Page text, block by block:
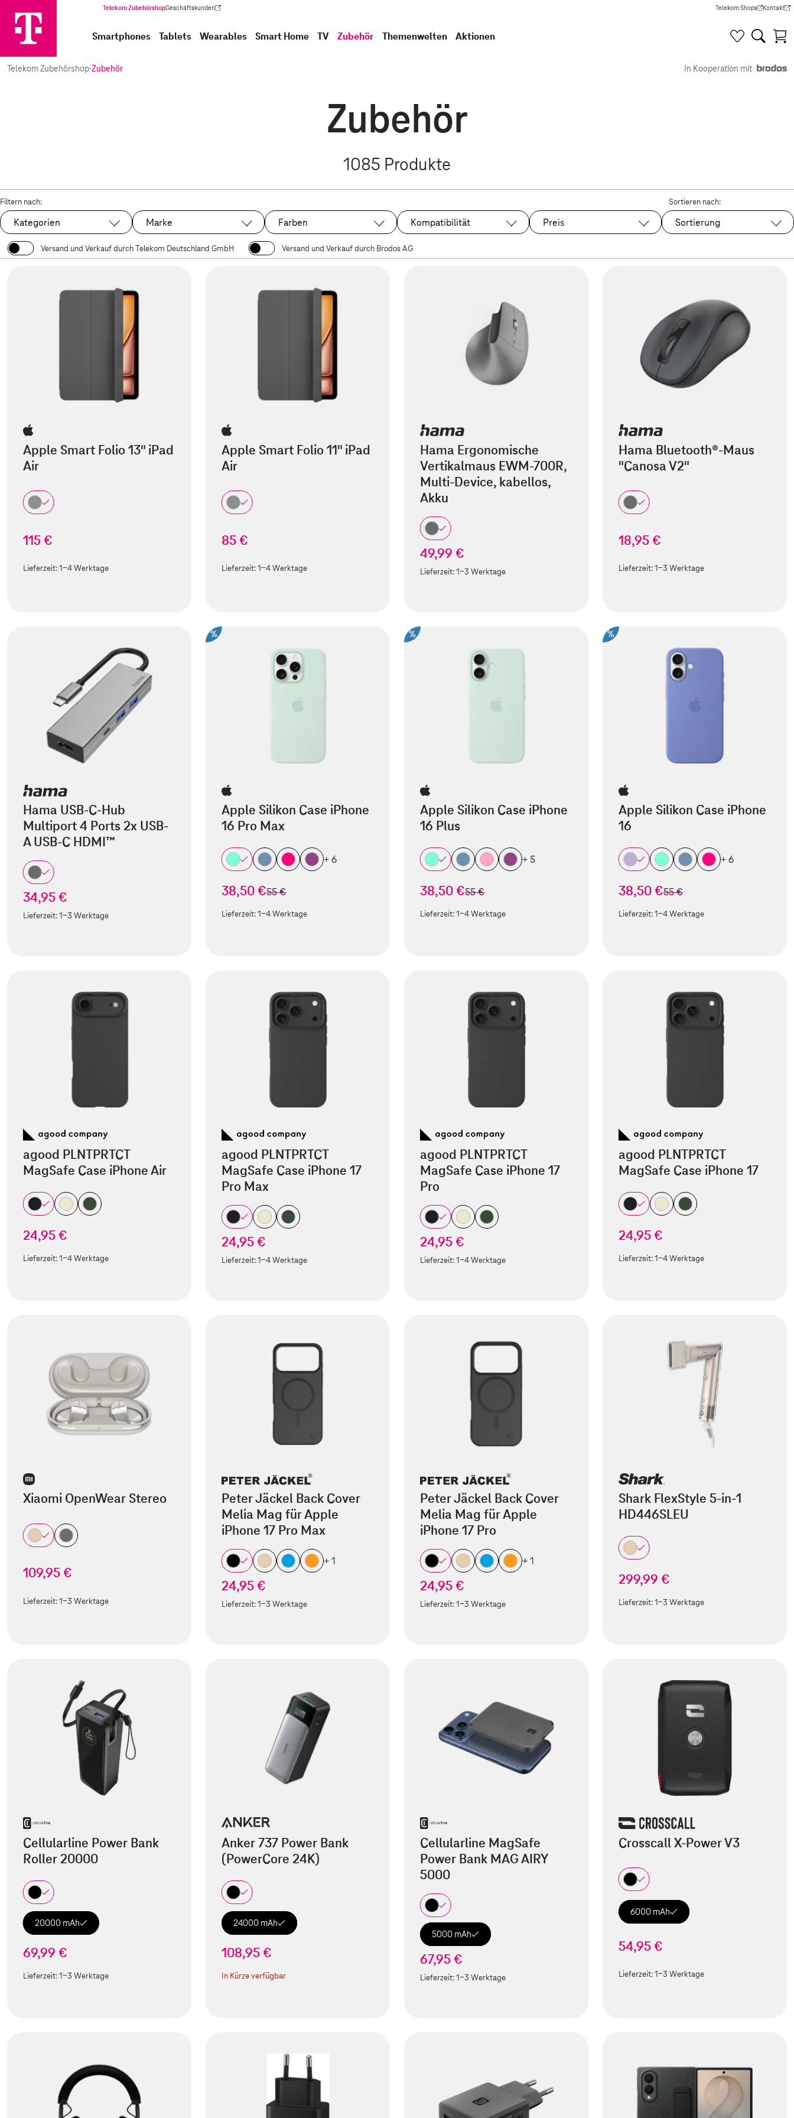
Telekom ZubehörshopGeschäftskunden
(Wird in einem neuen Tab geöffnet) Telekom Shops
(Wird in einem neuen Tab
Kontakt
(Wird in
Smartphones Tablets Wearables Smart Home TV Zubehör Themenwelten Aktionen
Telekom Zubehörshop·Zubehör In Kooperation mit
Zubehör
1085 Produkte
Filtern nach:
Kategorien Marke Farben Kompatibilität Preis
Sortieren nach:
Sortierung
Versand und Verkauf durch Telekom Deutschland GmbH Versand und Verkauf durch Brodos AG
Apple Smart Folio 13" iPad
Air
115 €
Lieferzeit:1-4 Werktage
Apple Smart Folio 11" iPad
Air
85 €
Lieferzeit:1-4 Werktage
Hama Ergonomische
Vertikalmaus EWM-700R,
Multi-Device, kabellos,
Akku
49,99 €
Lieferzeit:1-3 Werktage
Hama Bluetooth®-Maus
"Canosa V2"
18,95 €
Lieferzeit:1-3 Werktage
Hama USB-C-Hub
Multiport 4 Ports 2x USB-
A USB-C HDMI™
34,95 €
Lieferzeit:1-3 Werktage
%
Apple Silikon Case iPhone
16 Pro Max
+ 6
38,50 €statt
55 €
Lieferzeit:1-4 Werktage
%
Apple Silikon Case iPhone
16 Plus
+ 5
38,50 €statt
55 €
Lieferzeit:1-4 Werktage
%
Apple Silikon Case iPhone
16
+ 6
38,50 €statt
55 €
Lieferzeit:1-4 Werktage
agood PLNTPRTCT
MagSafe Case iPhone Air
24,95 €
Lieferzeit:1-4 Werktage
agood PLNTPRTCT
MagSafe Case iPhone 17
Pro Max
24,95 €
Lieferzeit:1-4 Werktage
agood PLNTPRTCT
MagSafe Case iPhone 17
Pro
24,95 €
Lieferzeit:1-4 Werktage
agood PLNTPRTCT
MagSafe Case iPhone 17
24,95 €
Lieferzeit:1-4 Werktage
Xiaomi OpenWear Stereo
109,95 €
Lieferzeit:1-3 Werktage
Peter Jäckel Back Cover
Melia Mag für Apple
iPhone 17 Pro Max
+ 1
24,95 €
Lieferzeit:1-3 Werktage
Peter Jäckel Back Cover
Melia Mag für Apple
iPhone 17 Pro
+ 1
24,95 €
Lieferzeit:1-3 Werktage
Shark FlexStyle 5-in-1
HD446SLEU
299,99 €
Lieferzeit:1-3 Werktage
Cellularline Power Bank
Roller 20000
20000 mAh
69,99 €
Lieferzeit:1-3 Werktage
Anker 737 Power Bank
(PowerCore 24K)
24000 mAh
108,95 €
In Kürze verfügbar
Cellularline MagSafe
Power Bank MAG AIRY
5000
5000 mAh
67,95 €
Lieferzeit:1-3 Werktage
Crosscall X-Power V3
6000 mAh
54,95 €
Lieferzeit:1-3 Werktage